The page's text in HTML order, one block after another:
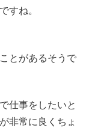
すね。
とがあるそうで
仕事をしたいと
非常に良くちょ